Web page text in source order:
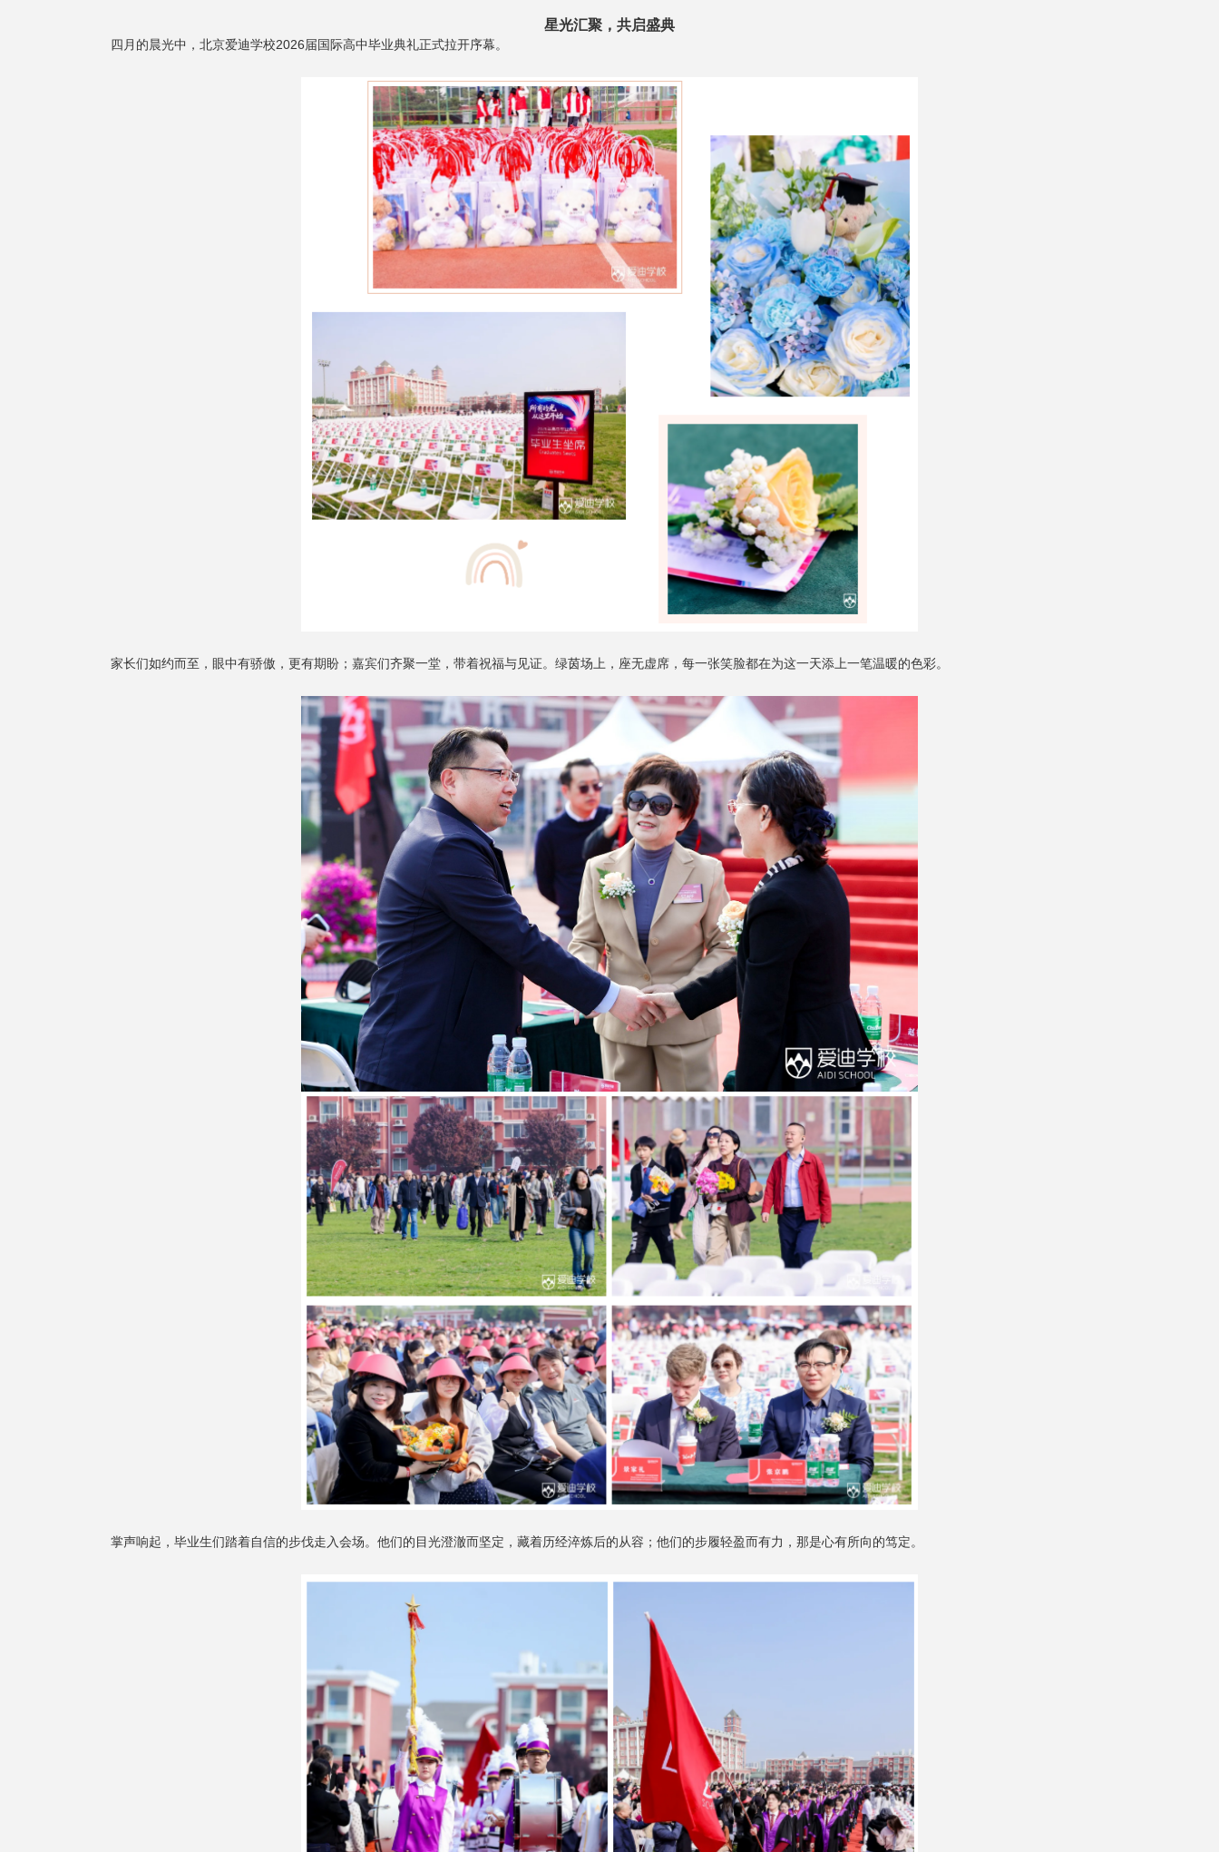
星光汇聚，共启盛典
四月的晨光中，北京爱迪学校2026届国际高中毕业典礼正式拉开序幕。
家长们如约而至，眼中有骄傲，更有期盼；嘉宾们齐聚一堂，带着祝福与见证。绿茵场上，座无虚席，每一张笑脸都在为这一天添上一笔温暖的色彩。
掌声响起，毕业生们踏着自信的步伐走入会场。他们的目光澄澈而坚定，藏着历经淬炼后的从容；他们的步履轻盈而有力，那是心有所向的笃定。